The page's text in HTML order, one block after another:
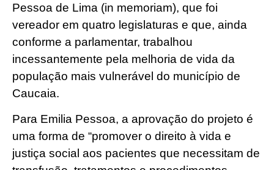
Pessoa de Lima (in memoriam), que foi
vereador em quatro legislaturas e que, ainda
conforme a parlamentar, trabalhou
incessantemente pela melhoria de vida da
população mais vulnerável do município de
Caucaia.
Para Emilia Pessoa, a aprovação do projeto é
uma forma de “promover o direito à vida e
justiça social aos pacientes que necessitam de